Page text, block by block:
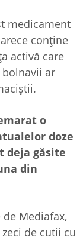
medicament
conţine
activă care
bolnavii ar
o
doze
deja găsite
din
Mediafax,
de cutii cu